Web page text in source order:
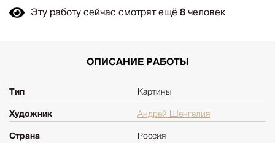
ОПИСАНИЕ РАБОТЫ
Тип Картины
Художник Андрей Шенгелия
Страна Россия
Эту работу сейчас смотрят ещё 8 человек